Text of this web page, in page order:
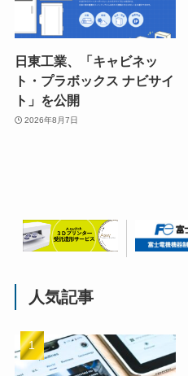
日東工業、「キャビネッ
ト・プラボックス ナビサイ
ト」を公開
2026年8月7日
人気記事